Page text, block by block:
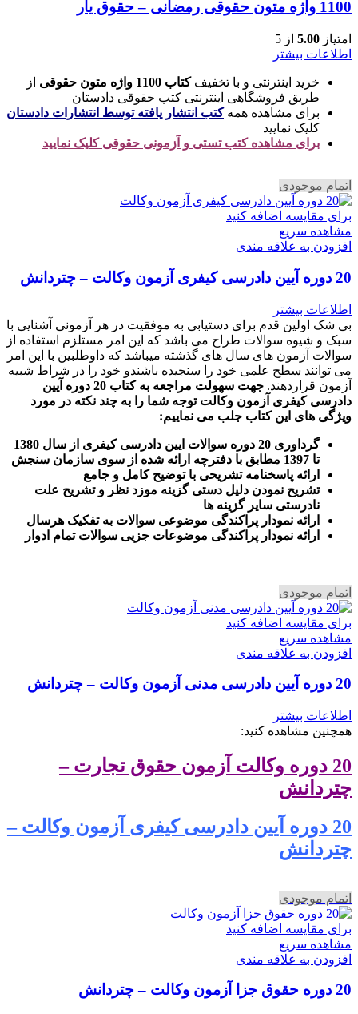
1100 واژه متون حقوقی رمضانی – حقوق یار
امتیاز 5.00 از 5
اطلاعات بیشتر
خرید اینترنتی و با تخفیفکتاب 1100 واژه متون حقوقی
از
طریق فروشگاهی اینترنتی کتب حقوقی دادستان
برای مشاهده همهکتب انتشار یافته توسط انتشارات دادستان
کلیک نمایید
برای مشاهده کتب تستی و آزمونی حقوقی کلیک نمایید
اتمام موجودی
برای مقایسه اضافه کنید
مشاهده سریع
افزودن به علاقه مندی
20 دوره آیین دادرسی کیفری آزمون وکالت – چتردانش
اطلاعات بیشتر
بی شک اولین قدم برای دستیابی به موفقیت در هر آزمونی آشنایی با
سبک و شیوه سوالات طراح می باشد که این امر مستلزم استفاده از
سوالات آزمون های سال های گذشته میباشد که داوطلبین با این امر
می توانند سطح علمی خود را سنجیده باشندو خود را در شراط شبیه
آزمون قراردهند.
جهت سهولت مراجعه به کتاب 20 دوره آیین
دادرسی کیفری آزمون وکالت توجه شما را به چند نکته در مورد
ویژگی های این کتاب جلب می نماییم:
گرداوری 20 دوره سوالات ایین دادرسی کیفری از سال 1380
تا 1397 مطابق با دفترچه ارائه شده از سوی سازمان سنجش
ارائه پاسخنامه تشریحی با توضیح کامل و جامع
تشریح نمودن دلیل دستی گزینه موزد نظر و تشریح علت
نادرستی سایر گزینه ها
ارائه نمودار پراکندگی موضوعی سوالات به تفکیک هرسال
رائه نمودار پراکندگی موضوعات جزیی سوالات تمام ادوار
اتمام موجودی
برای مقایسه اضافه کنید
مشاهده سریع
افزودن به علاقه مندی
20 دوره آیین دادرسی مدنی آزمون وکالت – چتردانش
اطلاعات بیشتر
همچنین مشاهده کنید:
20 دوره وکالت آزمون حقوق تجارت –
چتردانش
20 دوره آیین دادرسی کیفری آزمون وکالت –
چتردانش
اتمام موجودی
برای مقایسه اضافه کنید
مشاهده سریع
افزودن به علاقه مندی
20 دوره حقوق جزا آزمون وکالت – چتردانش